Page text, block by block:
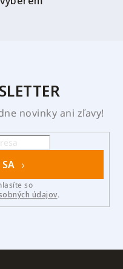
novinky ani zľavy!
údajov.